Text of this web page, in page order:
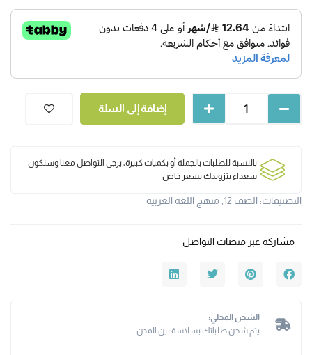
إضافة إلى السلة
بالنسبة للطلبات بالجملة أو بكميات كبيرة، يرجى التواصل معنا وسنكون
سعداء بتزويدك بسعر خاص
التصنيفات: الصف 12 منهج اللغة العربية
مشاركة عبر منصات التواصل
الشحن المحلي:
يتم شحن طلباتك بسلاسة بين المدن